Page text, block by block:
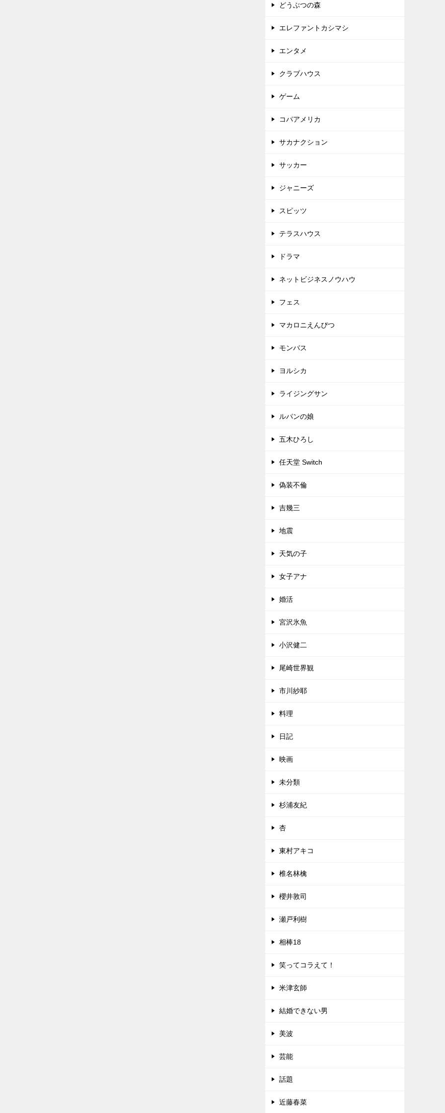
どうぶつの森
エレファントカシマシ
エンタメ
クラブハウス
ゲーム
コパアメリカ
サカナクション
サッカー
ジャニーズ
スピッツ
テラスハウス
ドラマ
ネットビジネスノウハウ
フェス
マカロニえんぴつ
モンバス
ヨルシカ
ライジングサン
ルパンの娘
五木ひろし
任天堂 Switch
偽装不倫
吉幾三
地震
天気の子
女子アナ
婚活
宮沢氷魚
小沢健二
尾崎世界観
市川紗耶
料理
日記
映画
未分類
杉浦友紀
杏
東村アキコ
椎名林檎
櫻井敦司
瀬戸利樹
相棒18
笑ってコラえて！
米津玄師
結婚できない男
美波
芸能
話題
近藤春菜